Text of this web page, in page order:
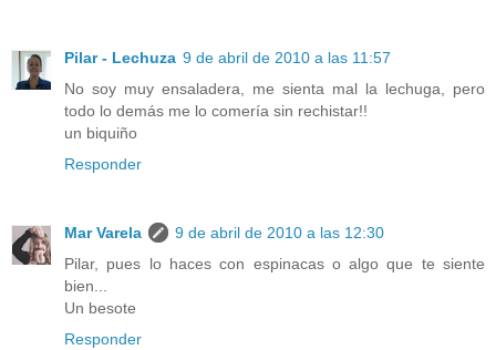
Pilar - Lechuza 9 de abril de 2010 a las 11:57
No soy muy ensaladera, me sienta mal la lechuga, pero
todo lo demás me lo comería sin rechistar!!
un biquiño
Responder
Mar Varela
9 de abril de 2010 a las 12:30
Pilar, pues lo haces con espinacas o algo que te siente
bien...
Un besote
Responder